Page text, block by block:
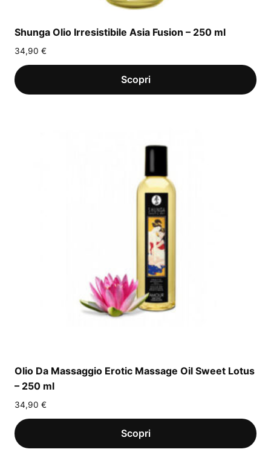
Shunga Olio Irresistibile Asia Fusion – 250 ml
34,90 €
Olio Da Massaggio Erotic Massage Oil Sweet Lotus
– 250 ml
34,90 €